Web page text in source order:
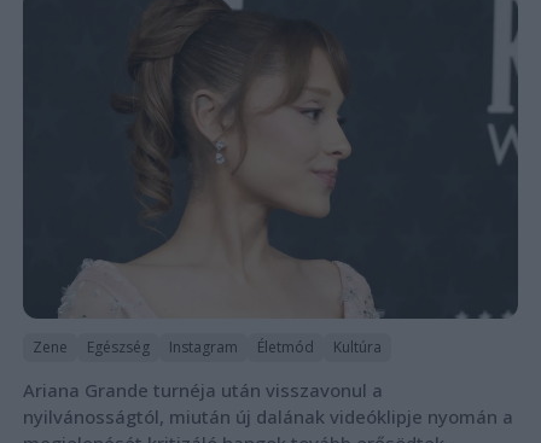
Zene Egészség Instagram Életmód Kultúra
Ariana Grande turnéja után visszavonul a
nyilvánosságtól, miután új dalának videóklipje nyomán a